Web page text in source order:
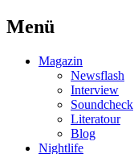
Menü
Magazin
Newsflash
Interview
Soundcheck
Literatour
Blog
Nightlife